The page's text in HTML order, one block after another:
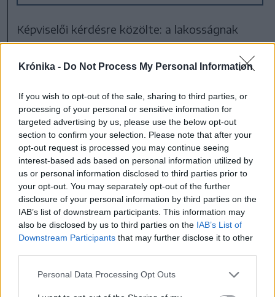
Krónika - Do Not Process My Personal Information
If you wish to opt-out of the sale, sharing to third parties, or
processing of your personal or sensitive information for
targeted advertising by us, please use the below opt-out
section to confirm your selection. Please note that after your
opt-out request is processed you may continue seeing
interest-based ads based on personal information utilized by
us or personal information disclosed to third parties prior to
your opt-out. You may separately opt-out of the further
disclosure of your personal information by third parties on the
IAB’s list of downstream participants. This information may
also be disclosed by us to third parties on the IAB’s List of
Downstream Participants that may further disclose it to other
Personal Data Processing Opt Outs
Képviselői kérdésre közölte: a lakosságnak
kiszámítható, olcsó és stabil energiaellátást
kell biztosítani. Azt is mondta, hogy
határvédelem megerősítése.
A bizottság az ülés végén 6 igen szavazattal –
2 tartózkodás mellett – jóváhagyta Orbán
Anita kinevezését a külügyminiszteri posztra.
Magyarország nem válik le az orosz energiáról,
hanem diverzifikálja a beszerzési forrásait, és
megmarad a rezsicsökkentés a lakosságnak –
jelentette ki Kapitány István gazdasági és